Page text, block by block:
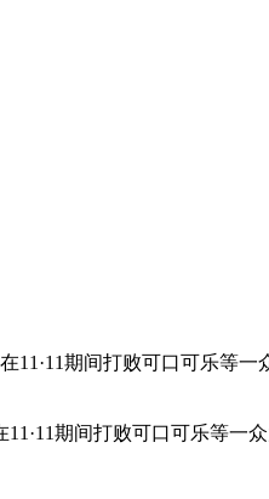
期间打败可口可乐等
期间打败可口可乐等一